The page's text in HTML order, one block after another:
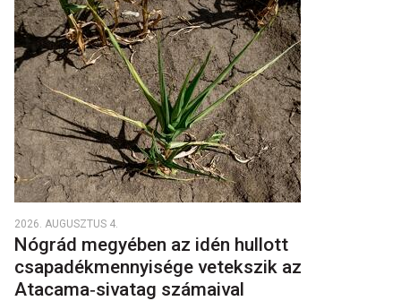
2026. AUGUSZTUS 4.
Nógrád megyében az idén hullott
csapadékmennyisége vetekszik az
Atacama‑sivatag számaival